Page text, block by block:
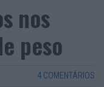
nos
peso
4 COMENTÁRIOS